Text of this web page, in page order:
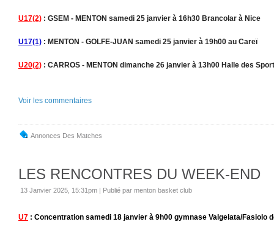
U17(2) : GSEM - MENTON samedi 25 janvier à 16h30 Brancolar à Nice
U17(1) : MENTON - GOLFE-JUAN samedi 25 janvier à 19h00 au Careï
U20(2) : CARROS - MENTON dimanche 26 janvier à 13h00 Halle des
Voir les commentaires
Annonces Des Matches
LES RENCONTRES DU WEEK-END
13 Janvier 2025, 15:31pm | Publié par menton basket club
U7 : Concentration samedi 18 janvier à 9h00 gymnase Valgelata/Fasiolo